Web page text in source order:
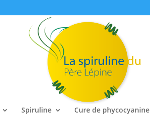
Spiruline Cure de phycocyanine